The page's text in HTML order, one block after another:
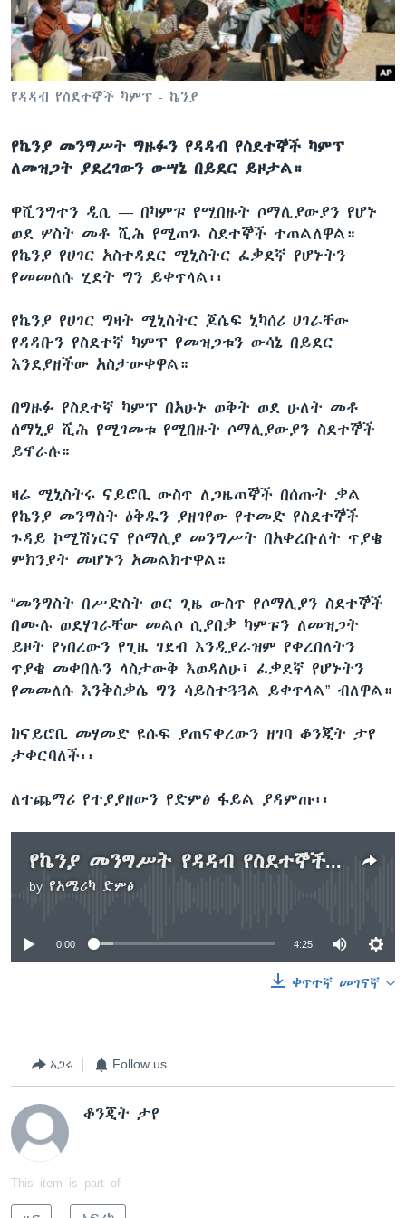
ቋንቋዎች
የዳዳብ የስደተኞች ካምፕ - ኬንያ
የኬንያ መንግሥት ግዙፉን የዳዳብ የስደተኞች ካምፕ
ለመዝጋት ያደረገውን ውሣኔ በይደር ይዞታል።
ዋሺንግተን ዲሲ — በካምፑ የሚበዙት ሶማሊያውያን የሆኑ
ወደ ሦስት መቶ ሺሕ የሚጠጉ ስደተኞች ተጠልለዋል።
የኬንያ የሀገር አስተዳደር ሚኒስትር ፈቃደኛ የሆኑትን
የመመለሱ ሂደት ግን ይቀጥላል፡፡
የኬንያ የሀገር ግዛት ሚኒስትር ጆሴፍ ኒካሰሪ ሀገራቸው
የዳዳቡን የስደተኛ ካምፕ የመዝጋቱን ውሳኔ በይደር
እንደያዘችው አስታውቀዋል።
በግዙፉ የስደተኛ ካምፕ በአሁኑ ወቅት ወደ ሁለት መቶ
ሰማኒያ ሺሕ የሚገመቱ የሚበዙት ሶማሊያውያን ስደተኞች
ይኖራሉ።
ዛሬ ሚኒስትሩ ናይሮቢ ውስጥ ለጋዜጠኞች በሰጡት ቃል
የኬንያ መንግስት ዕቅዱን ያዘገየው የተመድ የስደተኞች
ጉዳይ ኮሚሽነርና የሶማሊያ መንግሥት በአቀረቡለት ጥያቄ
ምክንያት መሆኑን አመልክተዋል።
“መንግስት በሥድስት ወር ጊዜ ውስጥ የሶማሊያን ስደተኞች
በሙሉ ወደሃገራቸው መልሶ ሲያበቃ ካምፑን ለመዝጋት
ይዞት የነበረውን የጊዜ ገደብ እንዲያራዝም የቀረበለትን
ጥያቄ መቀበሉን ላስታውቅ እወዳለሁ፤ ፈቃደኛ የሆኑትን
የመመለሱ እንቅስቃሴ ግን ሳይስተጓጓል ይቀጥላል” ብለዋል።
ከናይሮቢ መሃመድ ዩሱፍ ያጠናቀረውን ዘገባ ቆንጂት ታየ
ታቀርባለች፡፡
ለተጨማሪ የተያያዘውን የድምፅ ፋይል ያዳምጡ፡፡
የኬንያ መንግሥት የዳዳብ የስደተኞች ካምፕ ለመዝጋት አዘገየ
by የአሜሪካ ድምፅ
No media source currently available
0:00 4:25
ቀጥተኛ መገናኛ
አጋሩ Follow us
ቆንጂት ታየ
This item is part of